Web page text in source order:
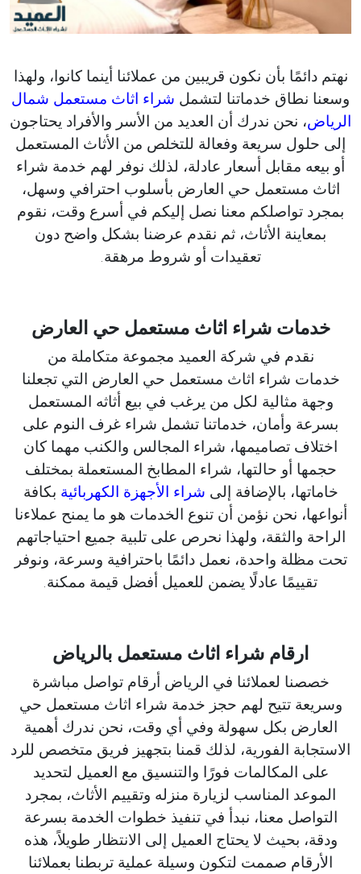
نهتم دائمًا بأن نكون قريبين من عملائنا أينما كانوا، ولهذا
وسعنا نطاق خدماتنا لتشمل شراء اثاث مستعمل شمال
الرياض، نحن ندرك أن العديد من الأسر والأفراد يحتاجون
إلى حلول سريعة وفعالة للتخلص من الأثاث المستعمل
أو بيعه مقابل أسعار عادلة، لذلك نوفر لهم خدمة شراء
اثاث مستعمل حي العارض بأسلوب احترافي وسهل،
بمجرد تواصلكم معنا نصل إليكم في أسرع وقت، نقوم
بمعاينة الأثاث، ثم نقدم عرضنا بشكل واضح دون
تعقيدات أو شروط مرهقة.
خدمات شراء اثاث مستعمل حي العارض
نقدم في شركة العميد مجموعة متكاملة من
خدمات شراء اثاث مستعمل حي العارض التي تجعلنا
وجهة مثالية لكل من يرغب في بيع أثاثه المستعمل
بسرعة وأمان، خدماتنا تشمل شراء غرف النوم على
اختلاف تصاميمها، شراء المجالس والكنب مهما كان
حجمها أو حالتها، شراء المطابخ المستعملة بمختلف
خاماتها، بالإضافة إلى شراء الأجهزة الكهربائية بكافة
أنواعها، نحن نؤمن أن تنوع الخدمات هو ما يمنح عملاءنا
الراحة والثقة، ولهذا نحرص على تلبية جميع احتياجاتهم
تحت مظلة واحدة، نعمل دائمًا باحترافية وسرعة، ونوفر
تقييمًا عادلًا يضمن للعميل أفضل قيمة ممكنة.
ارقام شراء اثاث مستعمل بالرياض
خصصنا لعملائنا في الرياض أرقام تواصل مباشرة
وسريعة تتيح لهم حجز خدمة شراء اثاث مستعمل حي
العارض بكل سهولة وفي أي وقت، نحن ندرك أهمية
الاستجابة الفورية، لذلك قمنا بتجهيز فريق متخصص للرد
على المكالمات فورًا والتنسيق مع العميل لتحديد
الموعد المناسب لزيارة منزله وتقييم الأثاث، بمجرد
التواصل معنا، نبدأ في تنفيذ خطوات الخدمة بسرعة
ودقة، بحيث لا يحتاج العميل إلى الانتظار طويلاً، هذه
الأرقام صممت لتكون وسيلة عملية تربطنا بعملائنا